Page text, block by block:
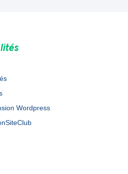
Wordpress